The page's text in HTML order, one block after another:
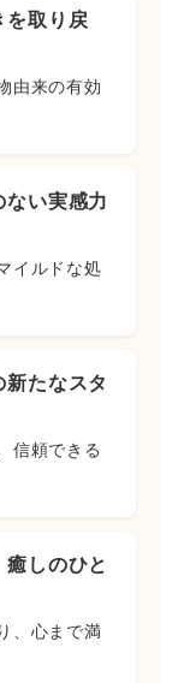
を取り戻
由来の有効
ない実感力
イルドな処
新たなスタ
信頼できる
癒しのひと
、心まで満